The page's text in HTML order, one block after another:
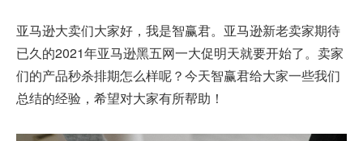
亚马逊大卖们大家好，我是智赢君。亚马逊新老卖家期待
已久的2021年亚马逊黑五网一大促明天就要开始了。卖家
们的产品秒杀排期怎么样呢？今天智赢君给大家一些我们
总结的经验，希望对大家有所帮助！